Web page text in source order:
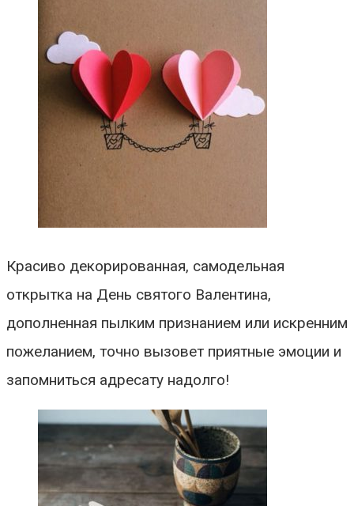
Красиво декорированная, самодельная
открытка на День святого Валентина,
дополненная пылким признанием или искренним
пожеланием, точно вызовет приятные эмоции и
запомниться адресату надолго!